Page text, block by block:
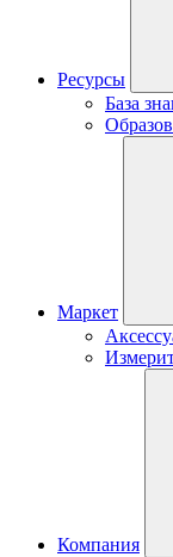
Ресурсы
База
Маркет
Компания